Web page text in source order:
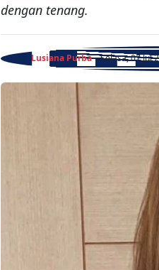
dengan tenang.
Lusiana Purba - Selasa, 07 Jul